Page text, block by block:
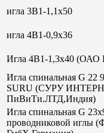
игла 3В1-1,1х50
игла 4В1-0,9х36
Игла 4В1-1,3х40 (ОАО
Игла спинальная G 22
SURU (СУРУ
ПиВиТи.ЛТД,Индия)
Игла спинальная G
проводниковой иглы